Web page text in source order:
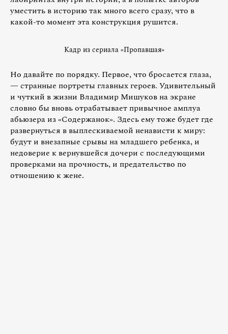
уместить в историю так много всего сразу, что в
какой-то момент эта конструкция рушится.
Кадр из сериала «Пропавшая»
Но давайте по порядку. Первое, что бросается глаза,
— странные портреты главных героев. Удивительный
и чуткий в жизни Владимир Мишуков на экране
словно бы вновь отрабатывает привычное амплуа
абьюзера из «Содержанок». Здесь ему тоже будет где
развернуться в выплескиваемой ненависти к миру:
будут и внезапные срывы на младшего ребенка, и
недоверие к вернувшейся дочери с последующими
проверками на прочность, и предательство по
отношению к жене.